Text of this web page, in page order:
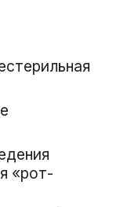
«рот-